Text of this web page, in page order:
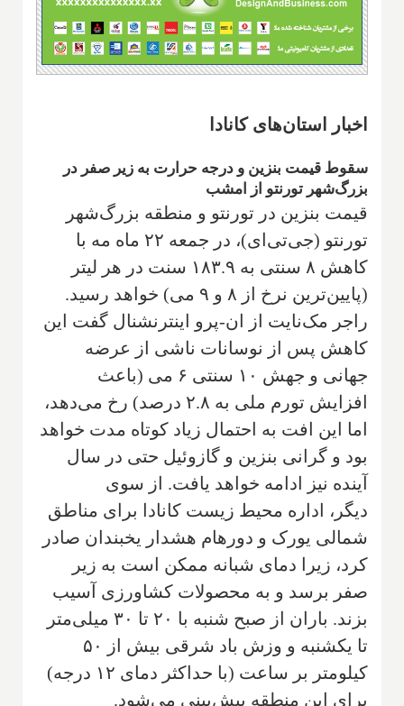
اخبار استان‌های کانادا
سقوط قیمت بنزین و درجه حرارت به زیر صفر در
بزرگ‌شهر تورنتو از امشب
قیمت بنزین در تورنتو و منطقه بزرگ‌شهر
تورنتو (جی‌تی‌ای)، در جمعه ۲۲ ماه مه با
کاهش ۸ سنتی به ۱۸۳.۹ سنت در هر لیتر
(پایین‌ترین نرخ از ۸ و ۹ می) خواهد رسید.
راجر مک‌نایت از ان-پرو اینترنشنال گفت این
کاهش پس از نوسانات ناشی از عرضه
جهانی و جهش ۱۰ سنتی ۶ می (باعث
افزایش تورم ملی به ۲.۸ درصد) رخ می‌دهد،
اما این افت به احتمال زیاد کوتاه مدت خواهد
بود و گرانی بنزین و گازوئیل حتی در سال
آینده نیز ادامه خواهد یافت. از سوی
دیگر، اداره محیط زیست کانادا برای مناطق
شمالی یورک و دورهام هشدار یخبندان صادر
کرد، زیرا دمای شبانه ممکن است به زیر
صفر برسد و به محصولات کشاورزی آسیب
بزند. باران از صبح شنبه با ۲۰ تا ۳۰ میلی‌متر
تا یکشنبه و وزش باد شرقی بیش از ۵۰
کیلومتر بر ساعت (با حداکثر دمای ۱۲ درجه)
برای این منطقه پیش‌بینی می‌شود.